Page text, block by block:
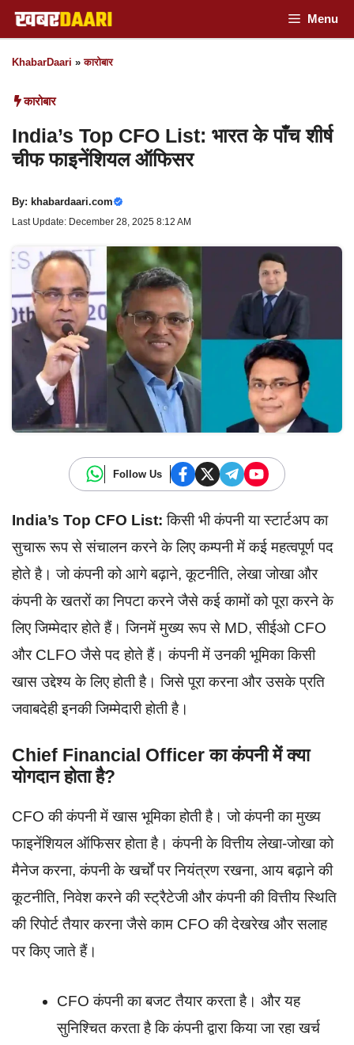
Skip
to
content
Menu
KhabarDaari »कारोबार
कारोबार
India’s Top CFO List: भारत के पाँच शीर्ष
चीफ फाइनेंशियल ऑफिसर
By: khabardaari.com
Last Update: December 28, 2025 8:12 AM
Follow Us
India’s Top CFO List: किसी भी कंपनी या स्टार्टअप का
सुचारू रूप से संचालन करने के लिए कम्पनी में कई महत्वपूर्ण पद
होते है। जो कंपनी को आगे बढ़ाने, कूटनीति, लेखा जोखा और
कंपनी के खतरों का निपटा करने जैसे कई कामों को पूरा करने के
लिए जिम्मेदार होते हैं। जिनमें मुख्य रूप से MD, सीईओ CFO
और CLFO जैसे पद होते हैं। कंपनी में उनकी भूमिका किसी
खास उद्देश्य के लिए होती है। जिसे पूरा करना और उसके प्रति
जवाबदेही इनकी जिम्मेदारी होती है।
Chief Financial Officer का कंपनी में क्या
योगदान होता है?
CFO की कंपनी में खास भूमिका होती है। जो कंपनी का मुख्य
फाइनेंशियल ऑफिसर होता है। कंपनी के वित्तीय लेखा-जोखा को
मैनेज करना, कंपनी के खर्चों पर नियंत्रण रखना, आय बढ़ाने की
कूटनीति, निवेश करने की स्ट्रैटेजी और कंपनी की वित्तीय स्थिति
की रिपोर्ट तैयार करना जैसे काम CFO की देखरेख और सलाह
पर किए जाते हैं।
CFO कंपनी का बजट तैयार करता है। और यह
सुनिश्चित करता है कि कंपनी द्वारा किया जा रहा खर्च